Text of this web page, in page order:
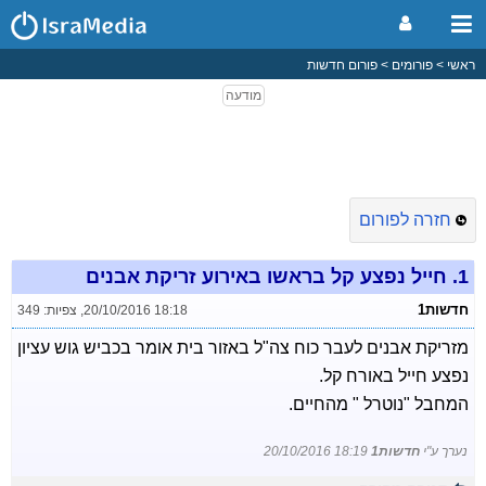
ראשי פורומים פורום חדשות
חזרה לפורום
1. חייל נפצע קל בראשו באירוע זריקת אבנים
חדשות1 20/10/2016 18:18
, צפיות: 349
מזריקת אבנים לעבר כוח צה"ל באזור בית אומר בכביש גוש עציון
נפצע חייל באורח קל.
המחבל "נוטרל " מהחיים.
נערך ע"י חדשות1 20/10/2016 18:19